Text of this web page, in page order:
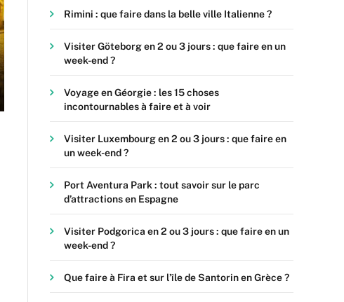
Rimini : que faire dans la belle ville Italienne ?
Visiter Göteborg en 2 ou 3 jours : que faire en un
week-end ?
Voyage en Géorgie : les 15 choses
incontournables à faire et à voir
Visiter Luxembourg en 2 ou 3 jours : que faire en
un week-end ?
Port Aventura Park : tout savoir sur le parc
d’attractions en Espagne
Visiter Podgorica en 2 ou 3 jours : que faire en un
week-end ?
Que faire à Fira et sur l’île de Santorin en Grèce ?